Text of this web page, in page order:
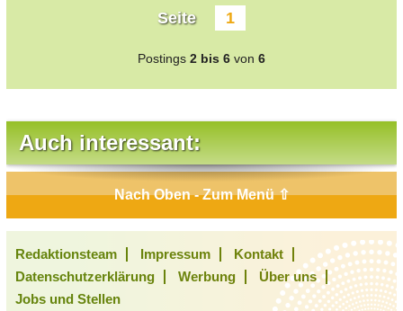
Seite 1
Postings 2 bis 6 von 6
Auch interessant:
Nach Oben - Zum Menü ⇧
Redaktionsteam Impressum
Kontakt
Datenschutzerklärung
Werbung
Über uns
Jobs und Stellen